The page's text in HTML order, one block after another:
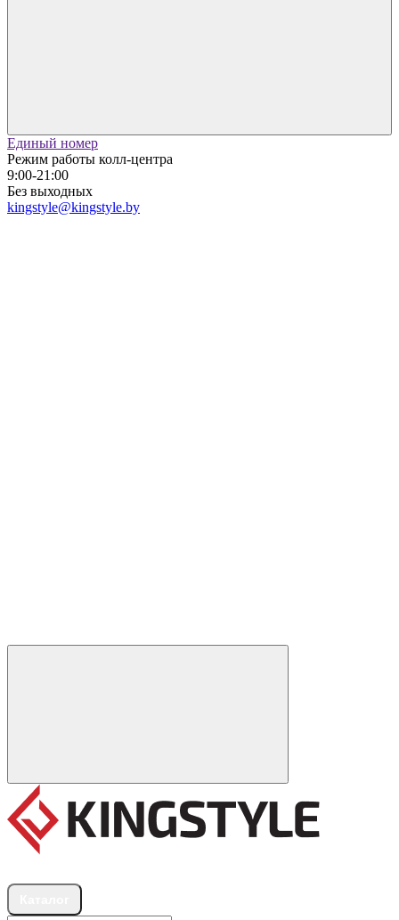
Единый номер
Режим работы колл-центра
9:00-21:00
Без выходных
kingstyle@kingstyle.by